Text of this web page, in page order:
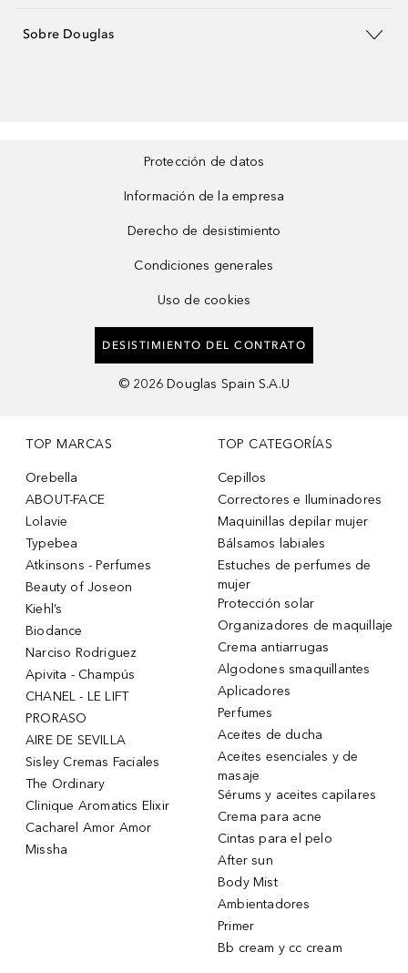
Sobre Douglas
Protección de datos
Información de la empresa
Derecho de desistimiento
Condiciones generales
Uso de cookies
DESISTIMIENTO DEL CONTRATO
© 2026 Douglas Spain S.A.U
TOP MARCAS
Orebella
ABOUT-FACE
Lolavie
Typebea
Atkinsons - Perfumes
Beauty of Joseon
Kiehl’s
Biodance
Narciso Rodriguez
Apivita - Champús
CHANEL - LE LIFT
PRORASO
AIRE DE SEVILLA
Sisley Cremas Faciales
The Ordinary
Clinique Aromatics Elixir
Cacharel Amor Amor
Missha
TOP CATEGORÍAS
Cepillos
Correctores e Iluminadores
Maquinillas depilar mujer
Bálsamos labiales
Estuches de perfumes de
mujer
Protección solar
Organizadores de maquillaje
Crema antiarrugas
Algodones smaquillantes
Aplicadores
Perfumes
Aceites de ducha
Aceites esenciales y de
masaje
Sérums y aceites capilares
Crema para acne
Cintas para el pelo
After sun
Body Mist
Ambientadores
Primer
Bb cream y cc cream